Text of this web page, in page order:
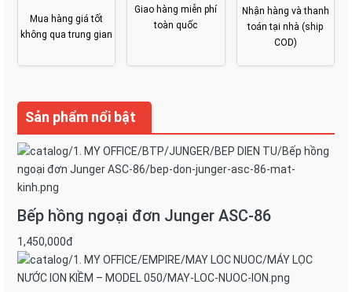
Mua hàng giá tốt
không qua trung gian
Giao hàng miễn phí
toàn quốc
Nhận hàng và thanh
toán tại nhà (ship
COD)
Sản phẩm nổi bật
Bếp hồng ngoại đơn Junger ASC-86
1,450,000đ